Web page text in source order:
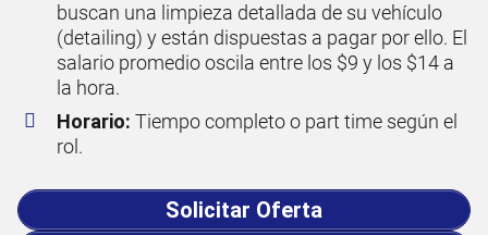
buscan una limpieza detallada de su vehículo
(detailing) y están dispuestas a pagar por ello. El
salario promedio oscila entre los $9 y los $14 a
la hora.
Horario: Tiempo completo o part time según el
rol.
Solicitar Oferta